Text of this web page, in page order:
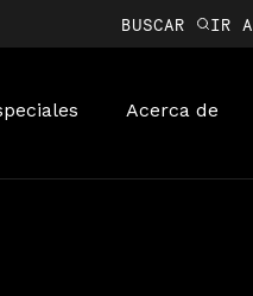
BUSCAR IR
Acerca de